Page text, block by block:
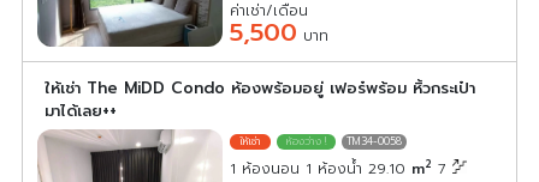
ค่าเช่า/เดือน
5,500 บาท
ให้เช่า The MiDD Condo ห้องพร้อมอยู่ เฟอร๋พร้อม หิ้วกระเป๋า
มาได้เลย++
TM34-0058
1 ห้องนอน 1 ห้องน้ำ 29.10 m2 7